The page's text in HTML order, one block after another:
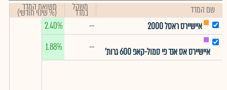
שם המדד משקל
במדד תשואת המדד
(% שינוי חודשי)
איישיירס ראסל 2000
--
2.40%
איישיירס אס אנד פי סמול-קאפ 600 גרות' --
1.88%